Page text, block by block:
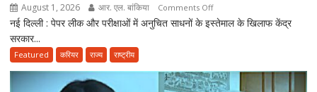
तैयार
की
August 1, 2026 आर. एल. बांकिया Comments Offon
राष्ट्रपति
पेपर
नई दिल्ली : पेपर लीक और परीक्षाओं में अनुचित साधनों के इस्तेमाल के खिलाफ केंद्र
सरकार...
Featured करियर राज्य राष्ट्रीय